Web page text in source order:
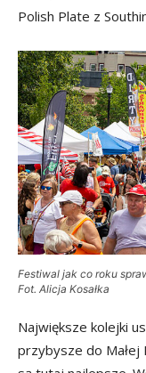
Polish Plate z
Festiwal jak co roku
Fot. Alicja Kosałka
Największe kolejki
przybysze do Małej